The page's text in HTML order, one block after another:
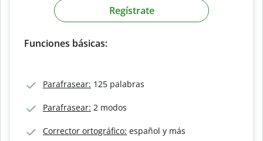
Regístrate
Funciones básicas:
Parafrasear: 125 palabras
Parafrasear: 2 modos
Corrector ortográfico: español y más